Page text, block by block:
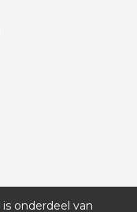
is onderdeel van